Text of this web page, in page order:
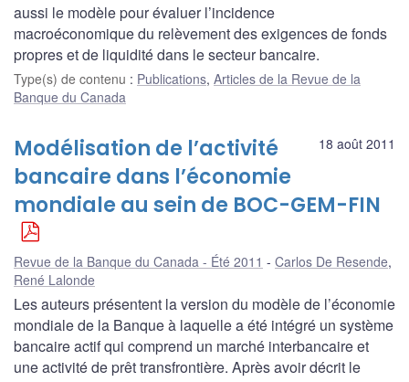
aussi le modèle pour évaluer l’incidence
macroéconomique du relèvement des exigences de fonds
propres et de liquidité dans le secteur bancaire.
Type(s) de contenu : Publications, Articles de la Revue de la
Banque du Canada
18 août 2011
Modélisation de l’activité
bancaire dans l’économie
mondiale au sein de BOC-GEM-FIN
Revue de la Banque du Canada - Été 2011 Carlos De Resende,
René Lalonde
Les auteurs présentent la version du modèle de l’économie
mondiale de la Banque à laquelle a été intégré un système
bancaire actif qui comprend un marché interbancaire et
une activité de prêt transfrontière. Après avoir décrit le